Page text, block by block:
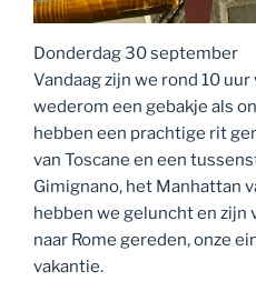
Donderdag 30 september
Vandaag zijn we rond 10
wederom een gebakje als
hebben een prachtige rit
van Toscane en een
Gimignano, het Manhattan
hebben we geluncht en zijn
naar Rome gereden, onze
vakantie.